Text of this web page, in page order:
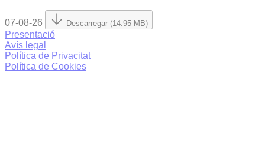
07-08-26 Descarregar (14.95 MB)
Presentació
Avís legal
Política de Privacitat
Política de Cookies